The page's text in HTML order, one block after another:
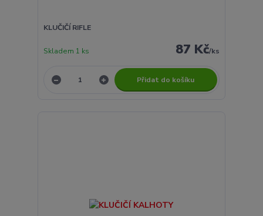
KLUČIČÍ RIFLE
87 Kč/ks
Skladem 1 ks
Přidat do košíku